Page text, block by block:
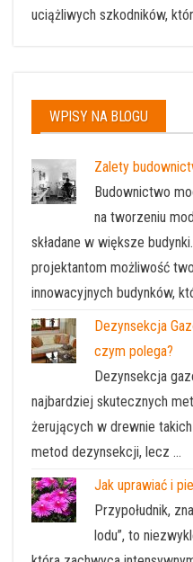
uciążliwych szkodników,
WPISY NA BLOGU
Zalety
Budownictwo
na tworzeniu
składane w większe
projektantom możliwość
innowacyjnych budynków,
Dezynsekcja
czym polega?
Dezynsekcja
najbardziej skutecznych
żerujących w drewnie
metod dezynsekcji, lecz …
Jak uprawiać i
Przypołudnik,
lodu”, to